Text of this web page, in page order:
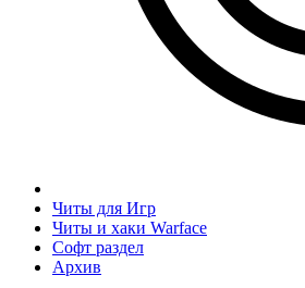
Читы для Игр
Читы и хаки Warface
Софт раздел
Архив